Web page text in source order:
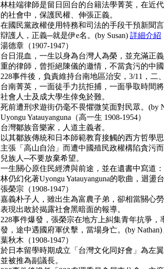
林桂端律師是留日回台的台籍法學菁英，在近
的社會中，保護民權、伸張正義。
在國民黨政權使用特務和司法的手段干預新聞
辯護人，正義─就是伊e名。(by Susan) 詳細介紹
湯德章（1907-1947）
台日混血，一生以身為台灣人為榮，並充滿正
重的律師，曾拒絕陳儀的邀情，不當貪污的中國
228事件後，負責維持台南地區治安，3/11，
台南菁英，一面徒手力抗拒捕，一面爭取時間
社會人士及成大學生倖免於難。
死前遭刑求遊街仍毫不畏懼微笑面對民眾。(by
Uyongu Yatauyanguna（高一生 1908-1954）
台灣鄒族音樂家，人道主義者。
以其鄒族傳統和日本師範教育接觸的西方哲學
主張「高山自治」而遭中國殖民政權構陷貪污
兒族人─不要放棄希望。
一生關心原住民經濟與前途，並在遺書中寫道
林仍幻化著Uyongu Yatauyanguna的歌曲，迴盪
張榮宗（1908-1947）
嘉義朴子人，雖出生為富農子弟，卻相當關心
表現出敢於揭露社會黑暗面的報導。
228事件爆發，張榮宗在地方上糾集青年抗爭
發，途中遇國府軍伏擊，當場身亡。(by Nathan)
葉秋木（1908-1947）
於日本留學時期成立「台灣文化同好會」為左
並被推為副議長。